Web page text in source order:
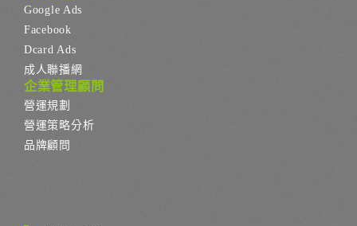
Google Ads
Facebook
Dcard Ads
成人聯播網
企業管理顧問
營運規劃
營運策略分析
品牌顧問